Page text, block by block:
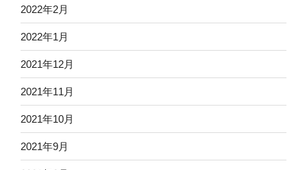
2022年2月
2022年1月
2021年12月
2021年11月
2021年10月
2021年9月